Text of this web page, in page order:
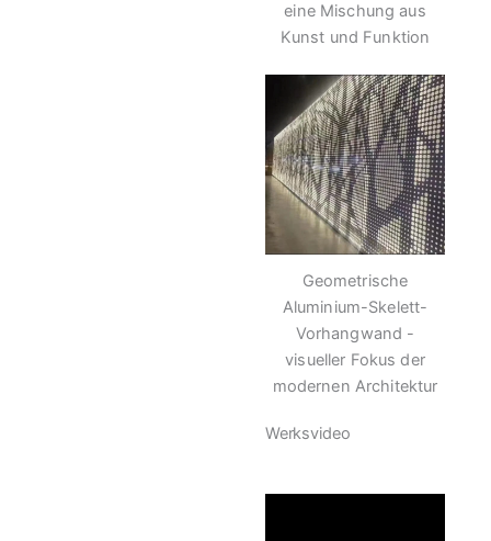
eine Mischung aus
Kunst und Funktion
Geometrische
Aluminium-Skelett-
Vorhangwand -
visueller Fokus der
modernen Architektur
Werksvideo